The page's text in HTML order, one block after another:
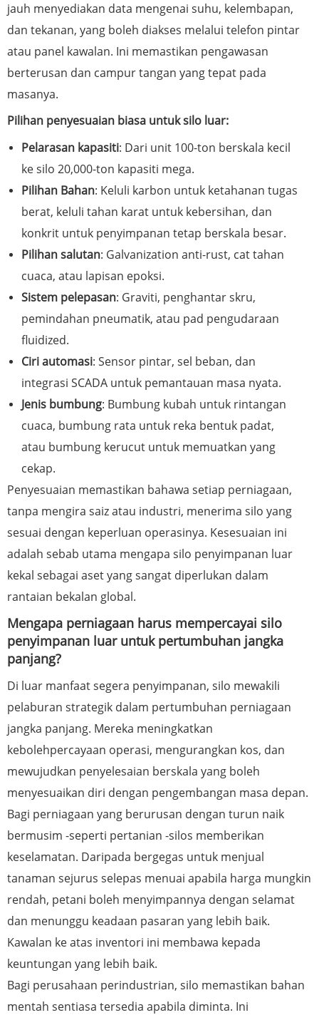
jauh menyediakan data mengenai suhu, kelembapan,
dan tekanan, yang boleh diakses melalui telefon pintar
atau panel kawalan. Ini memastikan pengawasan
berterusan dan campur tangan yang tepat pada
masanya.
Pilihan penyesuaian biasa untuk silo luar:
Pelarasan kapasiti: Dari unit 100-ton berskala kecil
ke silo 20,000-ton kapasiti mega.
Pilihan Bahan: Keluli karbon untuk ketahanan tugas
berat, keluli tahan karat untuk kebersihan, dan
konkrit untuk penyimpanan tetap berskala besar.
Pilihan salutan: Galvanization anti-rust, cat tahan
cuaca, atau lapisan epoksi.
Sistem pelepasan: Graviti, penghantar skru,
pemindahan pneumatik, atau pad pengudaraan
fluidized.
Ciri automasi: Sensor pintar, sel beban, dan
integrasi SCADA untuk pemantauan masa nyata.
Jenis bumbung: Bumbung kubah untuk rintangan
cuaca, bumbung rata untuk reka bentuk padat,
atau bumbung kerucut untuk memuatkan yang
cekap.
Penyesuaian memastikan bahawa setiap perniagaan,
tanpa mengira saiz atau industri, menerima silo yang
sesuai dengan keperluan operasinya. Kesesuaian ini
adalah sebab utama mengapa silo penyimpanan luar
kekal sebagai aset yang sangat diperlukan dalam
rantaian bekalan global.
Mengapa perniagaan harus mempercayai silo
penyimpanan luar untuk pertumbuhan jangka
panjang?
Di luar manfaat segera penyimpanan, silo mewakili
pelaburan strategik dalam pertumbuhan perniagaan
jangka panjang. Mereka meningkatkan
kebolehpercayaan operasi, mengurangkan kos, dan
mewujudkan penyelesaian berskala yang boleh
menyesuaikan diri dengan pengembangan masa depan.
Bagi perniagaan yang berurusan dengan turun naik
bermusim -seperti pertanian -silos memberikan
keselamatan. Daripada bergegas untuk menjual
tanaman sejurus selepas menuai apabila harga mungkin
rendah, petani boleh menyimpannya dengan selamat
dan menunggu keadaan pasaran yang lebih baik.
Kawalan ke atas inventori ini membawa kepada
keuntungan yang lebih baik.
Bagi perusahaan perindustrian, silo memastikan bahan
mentah sentiasa tersedia apabila diminta. Ini